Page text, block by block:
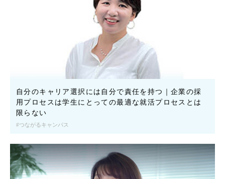
自分のキャリア選択には自分で責任を持つ｜企業の採
用プロセスは学生にとっての最適な就活プロセスとは
限らない
つながるキャンパス